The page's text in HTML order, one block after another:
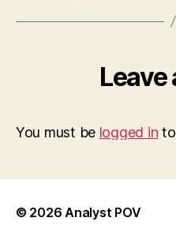
Leave
You must be logged in
© 2026 Analyst POV